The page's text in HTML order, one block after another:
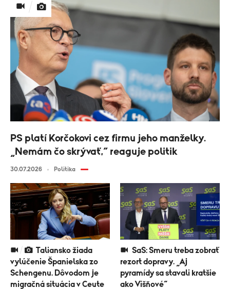
vylúčenie Španielska zo
Schengenu. Dôvodom je
migračná situácia v Ceute
rezort dopravy. „Aj
pyramídy sa stavali kratšie
ako Višňové“
PS platí Korčokovi cez firmu jeho manželky.
„Nemám čo skrývať,“ reaguje politik
30.07.2026 Politika